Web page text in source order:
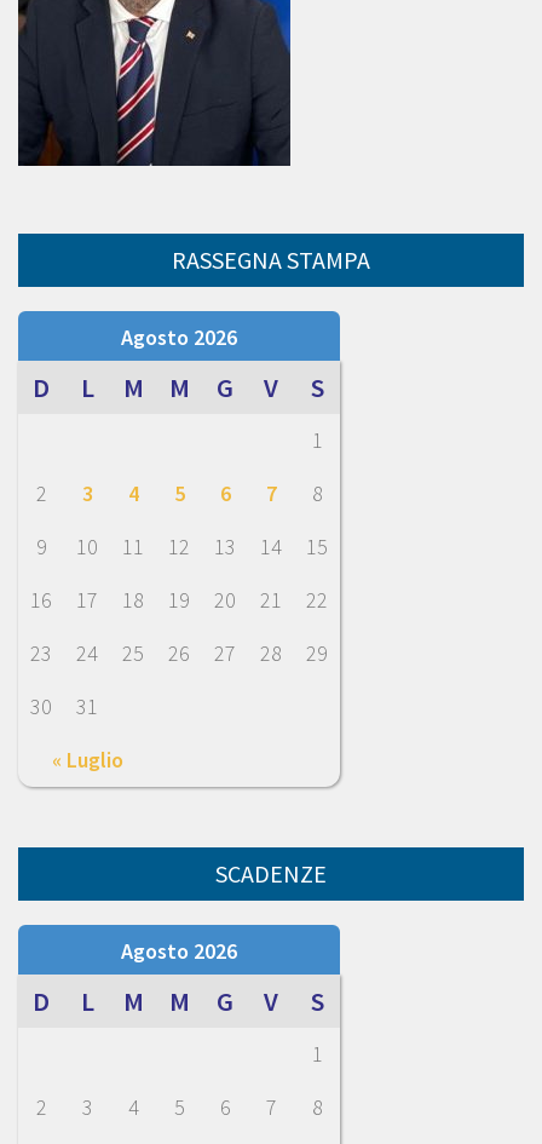
RASSEGNA STAMPA
Agosto 2026
D L M M G V S
« Luglio
1
2
3 4 5 6 7
8
9
10 11 12 13 14
15
16
17 18 19 20 21
22
23
24 25 26 27 28
29
30
31
SCADENZE
Agosto 2026
D L M M G V S
1
2
3 4 5 6 7
8